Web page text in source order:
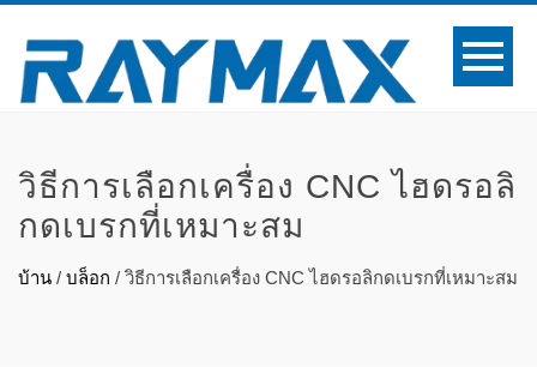
วิธีการเลือกเครื่อง CNC ไฮดรอลิ
กดเบรกที่เหมาะสม
บ้าน / บล็อก / วิธีการเลือกเครื่อง CNC ไฮดรอลิกดเบรกที่เหมาะสม